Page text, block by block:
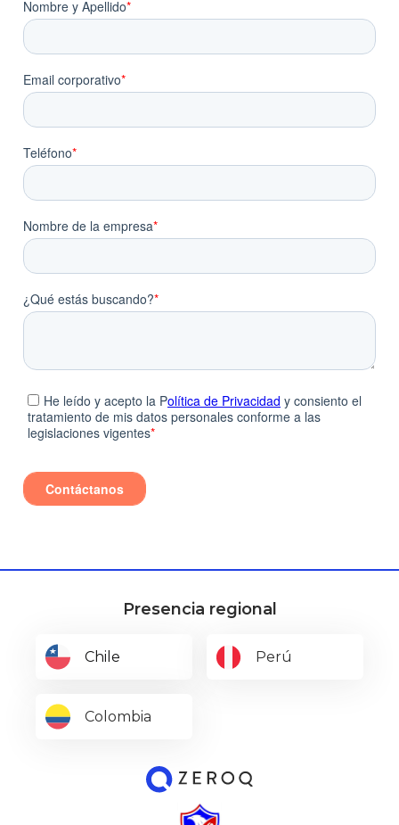
Presencia regional
Chile Perú
Colombia